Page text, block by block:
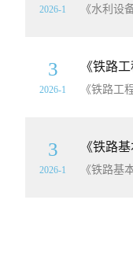
2026-1 《水利设
3
2026-1
《铁路
《铁路工
3
2026-1
《铁路
《铁路基